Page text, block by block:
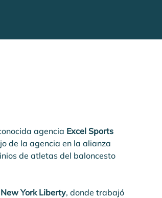
agencia Excel Sports
de la agencia en la alianza
de atletas del baloncesto
New York Liberty, donde trabajó